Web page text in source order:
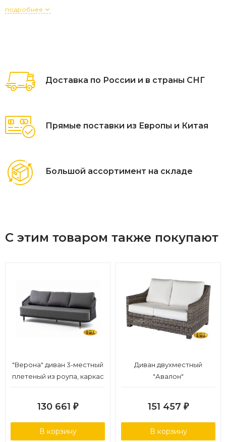
подробнее
Доставка по России и в страны СНГ
Прямые поставки из Европы и Китая
Большой ассортимент на складе
С этим товаром также покупают
"Верона" диван 3-местный
плетеный из роупа, каркас
темно-серый круглый,
ткань темно-серая 027
130 661 ₽
В корзину
Диван двухместный
"Авалон"
151 457 ₽
В корзину